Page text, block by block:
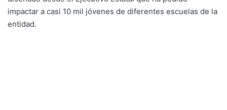
impactar a casi 10 mil jóvenes de diferentes escuelas de la
entidad.